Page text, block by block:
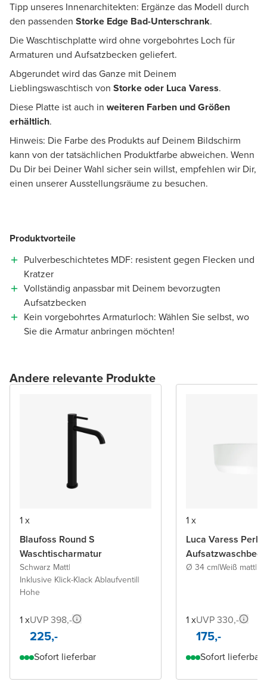
Tipp unseres Innenarchitekten: Ergänze das Modell durch
den passenden Storke Edge Bad-Unterschrank.
Die Waschtischplatte wird ohne vorgebohrtes Loch für
Armaturen und Aufsatzbecken geliefert.
Abgerundet wird das Ganze mit Deinem
Lieblingswaschtisch von Storke oder Luca Varess.
Diese Platte ist auch in weiteren Farben und Größen
erhältlich.
Hinweis: Die Farbe des Produkts auf Deinem Bildschirm
kann von der tatsächlichen Produktfarbe abweichen. Wenn
Du Dir bei Deiner Wahl sicher sein willst, empfehlen wir Dir,
einen unserer Ausstellungsräume zu besuchen.
Produktvorteile
Pulverbeschichtetes MDF: resistent gegen Flecken und
Kratzer
Vollständig anpassbar mit Deinem bevorzugten
Aufsatzbecken
Kein vorgebohrtes Armaturloch: Wählen Sie selbst, wo
Sie die Armatur anbringen möchten!
Andere relevante Produkte
1 x
Blaufoss Round S
Waschtischarmatur
Schwarz Matt|
Inklusive Klick-Klack Ablaufventil|
Hohe
1 xUVP 398,-
225,-
Sofort lieferbar
1 x
Luca Varess Perla
Ø 34 cm|Weiß matt|
1 xUVP 330,-
175,-
Sofort lieferbar